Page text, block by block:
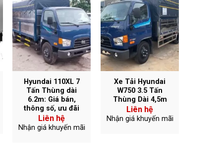
Hyundai 110XL 7
Tấn Thùng dài
6.2m: Giá bán,
thông số, ưu đãi
Liên hệ
Nhận giá khuyến mãi
Xe Tải Hyundai
W750 3.5 Tấn
Thùng Dài 4,5m
Liên hệ
Nhận giá khuyến mãi